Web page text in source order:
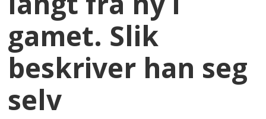
gamet. Slik
beskriver han seg
selv